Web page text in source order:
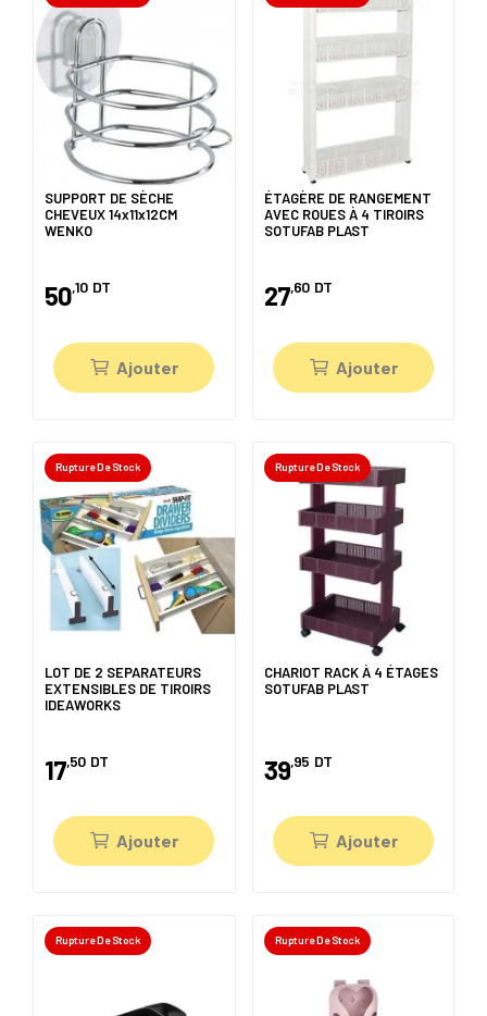
SUPPORT DE SÈCHE
CHEVEUX 14x11x12CM
WENKO
50,10 DT
Ajouter
ÉTAGÈRE DE RANGEMENT
AVEC ROUES À 4 TIROIRS
SOTUFAB PLAST
27,60 DT
Ajouter
Rupture De Stock
LOT DE 2 SEPARATEURS
EXTENSIBLES DE TIROIRS
IDEAWORKS
17,50 DT
Ajouter
Rupture De Stock
CHARIOT RACK À 4 ÉTAGES
SOTUFAB PLAST
39,95 DT
Ajouter
Rupture De Stock Rupture De Stock